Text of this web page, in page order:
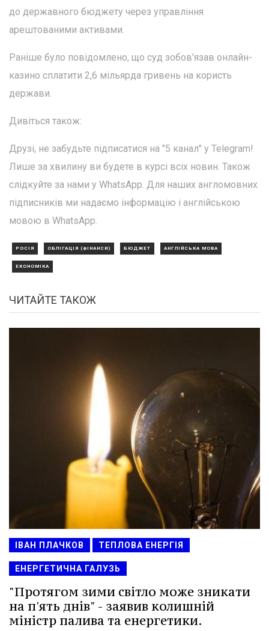
до державного бюджету через управління
арештованими активами.
Раніше було повідомлено, що суд зобов'язав онлайн-
казино сплатити 2,6 мільярда гривень на користь
держави.
Дивіться також:
Друзі, не забудьте підписатися на "5 канал" у Telegram!
Лише за хвилину ви будете в курсі всіх новин. Також
слідкуйте за нами у WhatsApp. Для наших англомовних
підписників ми надаємо інформацію і англійською
мовою в WhatsApp.
РОСІЯ ОБЛІГАЦІЯ (ФІНАНСИ) БЮДЖЕТ АНГЛІЙСЬКА МОВА
ЕКОНОМІКА
ЧИТАЙТЕ ТАКОЖ
ІВАН ПЛАЧКОВ ТЕПЛОВА ЕНЕРГІЯ
ЕНЕРГЕТИЧНА ГАЛУЗЬ
"Протягом зими світло може зникати
на п'ять днів" - заявив колишній
міністр палива та енергетики.